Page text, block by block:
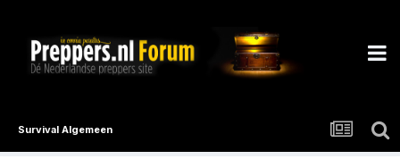
Survival Algemeen